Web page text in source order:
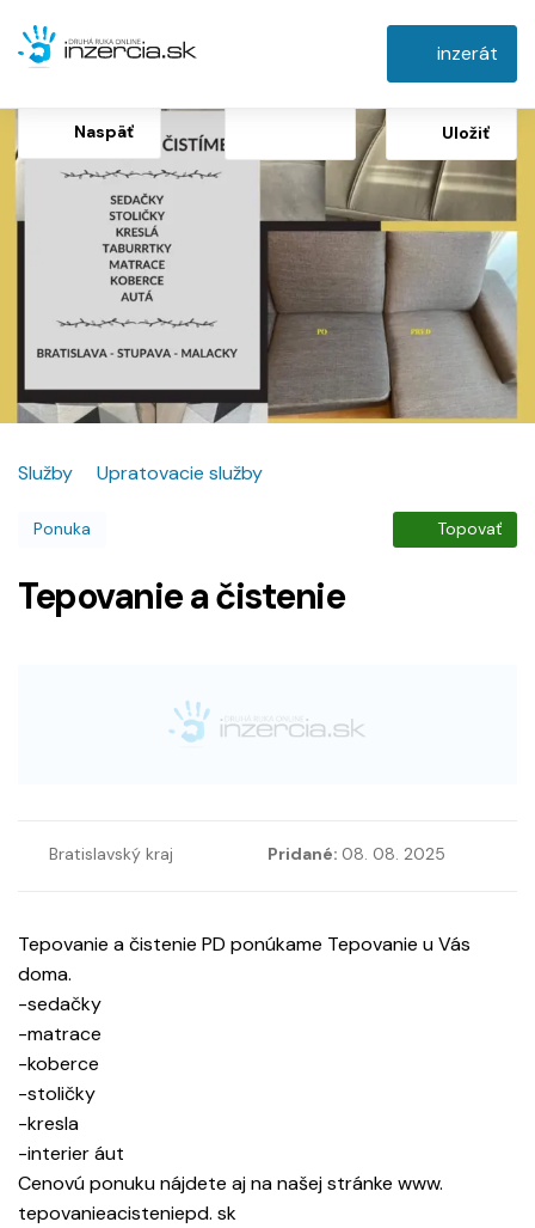
inzerát
Naspäť Uložiť
Služby Upratovacie služby
Ponuka Topovať
Tepovanie a čistenie
Bratislavský kraj Pridané: 08. 08. 2025
Tepovanie a čistenie PD ponúkame Tepovanie u Vás
doma.
-sedačky
-matrace
-koberce
-stoličky
-kresla
-interier áut
Cenovú ponuku nájdete aj na našej stránke www.
tepovanieacisteniepd. sk